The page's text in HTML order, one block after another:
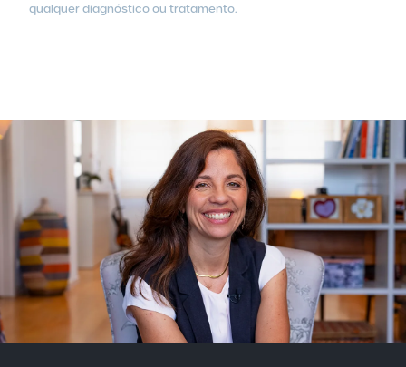
qualquer diagnóstico ou tratamento.